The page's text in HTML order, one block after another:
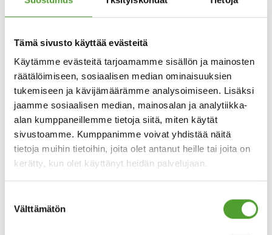
Tämä sivusto käyttää evästeitä
Käytämme evästeitä tarjoamamme sisällön ja mainosten
räätälöimiseen, sosiaalisen median ominaisuuksien
tukemiseen ja kävijämäärämme analysoimiseen. Lisäksi
jaamme sosiaalisen median, mainosalan ja analytiikka-
alan kumppaneillemme tietoja siitä, miten käytät
sivustoamme. Kumppanimme voivat yhdistää näitä
tietoja muihin tietoihin, joita olet antanut heille tai joita on
kerätty, kun olet käyttänyt heidän palvelujaan.
valinta
Välttämätön
ymmärrystä, rauhanomaista rinnakkaiseloa ja vakautta.
EcoVadison maailman johtava vastuullisuusarviointien
kehityksen standardeihin, mukaan lukien Global Reporting
Initiative, YK:n Global Compact ja ISO 26000 -standardi.
EcoVadis pisteyttää yrityksiä ympäristöön, etiikkaan, työ- ja
ihmisoikeuksiin sekä vastuullisiin hankintoihin liittyvien
kriteerien mukaan. EcoVadis-vastuullisuusarviointiin
liittymisestä lähtien Algol Chemicals on hyötynyt sen
suosituksista toimitusketjun vastuullisuuden kehittämisessä.